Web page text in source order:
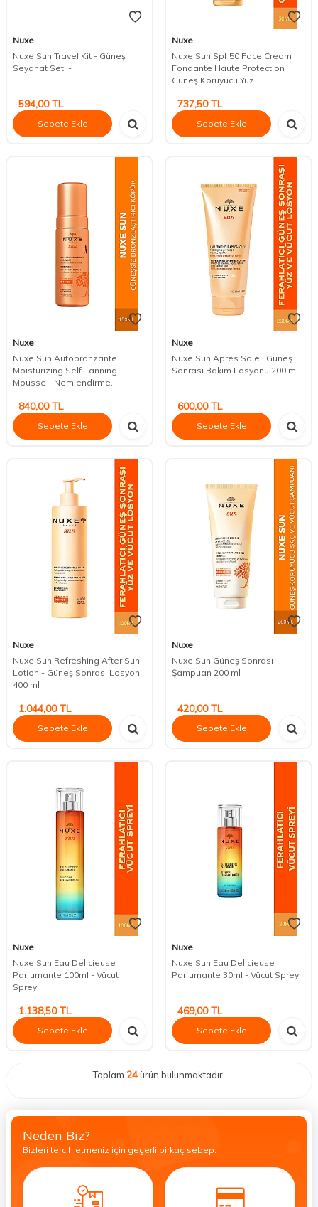
Nuxe
Nuxe Sun Travel Kit - Güneş
Seyahat Seti -
594,00TL
Sepete Ekle
Nuxe
Nuxe Sun Spf 50 Face Cream
Fondante Haute Protection
Güneş Koruyucu Yüz...
737,50TL
Sepete Ekle
Nuxe
Nuxe Sun Autobronzante
Moisturizing Self-Tanning
Mousse - Nemlendirme...
840,00TL
Sepete Ekle
Nuxe
Nuxe Sun Apres Soleil Güneş
Sonrası Bakım Losyonu 200 ml
600,00TL
Sepete Ekle
Nuxe
Nuxe Sun Refreshing After Sun
Lotion - Güneş Sonrası Losyon
400 ml
1.044,00TL
Sepete Ekle
Nuxe
Nuxe Sun Güneş Sonrası
Şampuan 200 ml
420,00TL
Sepete Ekle
Nuxe
Nuxe Sun Eau Delicieuse
Parfumante 100ml - Vücut
Spreyi
1.138,50TL
Sepete Ekle
Nuxe
Nuxe Sun Eau Delicieuse
Parfumante 30ml - Vücut Spreyi
469,00TL
Sepete Ekle
Toplam 24ürün bulunmaktadır.
Neden Biz?
Bizleri tercih etmeniz için geçerli birkaç sebep.